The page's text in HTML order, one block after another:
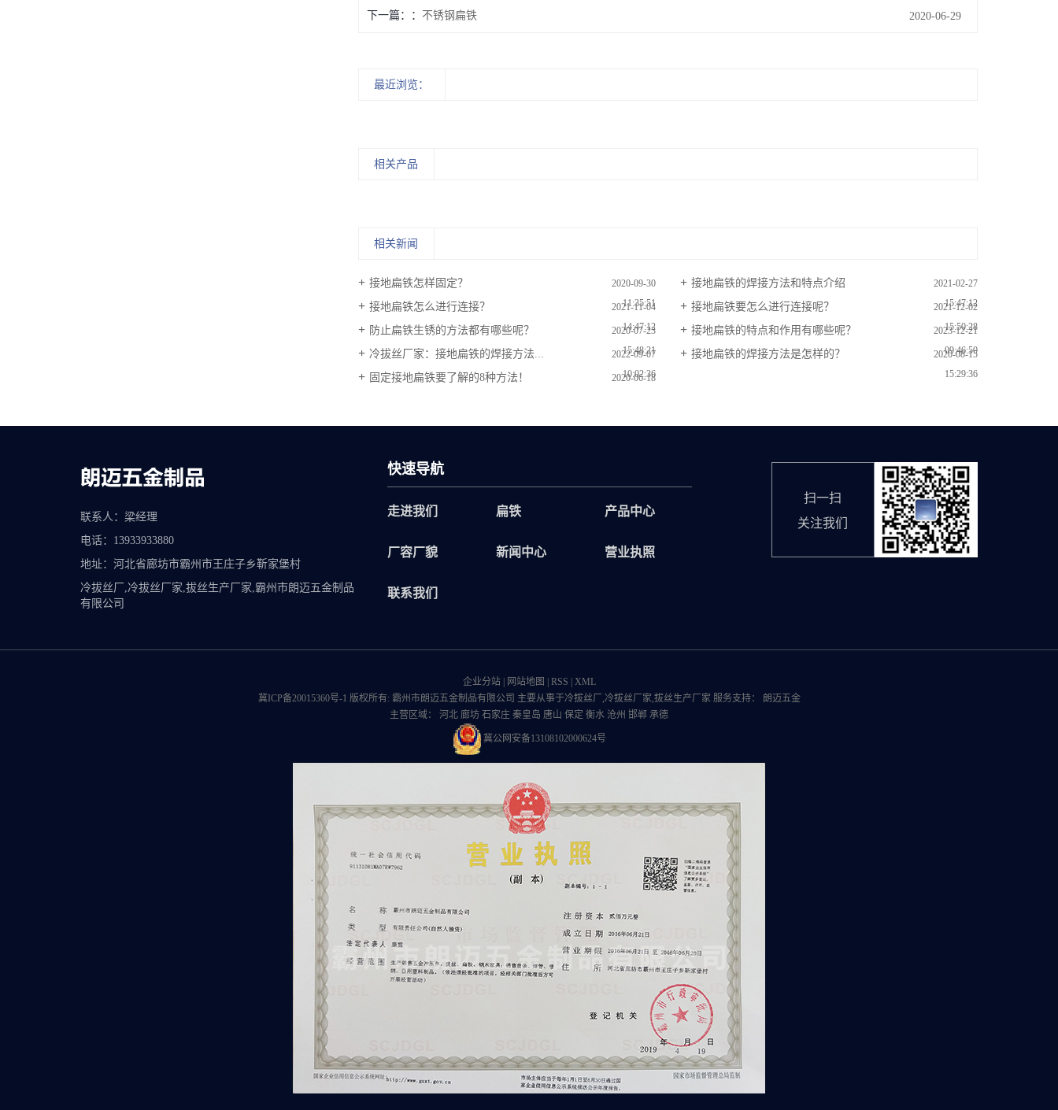
下一篇： 不锈钢扁铁 2020-06-29
最近浏览：
相关产品
相关新闻
接地扁铁怎样固定？
2020-09-30
11:35:51
接地扁铁的焊接方法和特点介绍
2021-02-27
15:47:12
接地扁铁怎么进行连接？
2021-11-04
14:47:12
接地扁铁要怎么进行连接呢？
2021-12-02
15:50:28
防止扁铁生锈的方法都有哪些呢？
2020-07-23
15:48:21
接地扁铁的特点和作用有哪些呢？
2023-12-21
09:46:50
冷拔丝厂家：接地扁铁的焊接方法...
2022-09-07
10:02:36
接地扁铁的焊接方法是怎样的？
2020-08-15
15:29:36
固定接地扁铁要了解的8种方法！
2020-06-18
联系人：梁经理
电话：13933933880
地址：河北省廊坊市霸州市王庄子乡靳家堡村
冷拔丝厂,冷拔丝厂家,拔丝生产厂家,霸州市朗迈五金制品
有限公司
快速导航
走进我们 扁铁 产品中心
厂容厂貌 新闻中心 营业执照
联系我们
扫一扫
关注我们
企业分站| 网站地图 | RSS | XML
冀ICP备20015360号-1 版权所有: 霸州市朗迈五金制品有限公司 主要从事于冷拔丝厂 冷拔丝厂家 拔丝生产厂家 服务支持：
朗迈五金
主营区域： 河北 廊坊 石家庄 秦皇岛 唐山 保定 衡水 沧州 邯郸 承德
冀公网安备13108102000624号